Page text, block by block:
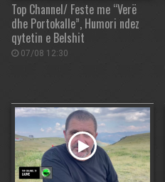
Top Channel/ Feste me “Verë
dhe Portokalle”, Humori ndez
qytetin e Belshit
07/08 12:30